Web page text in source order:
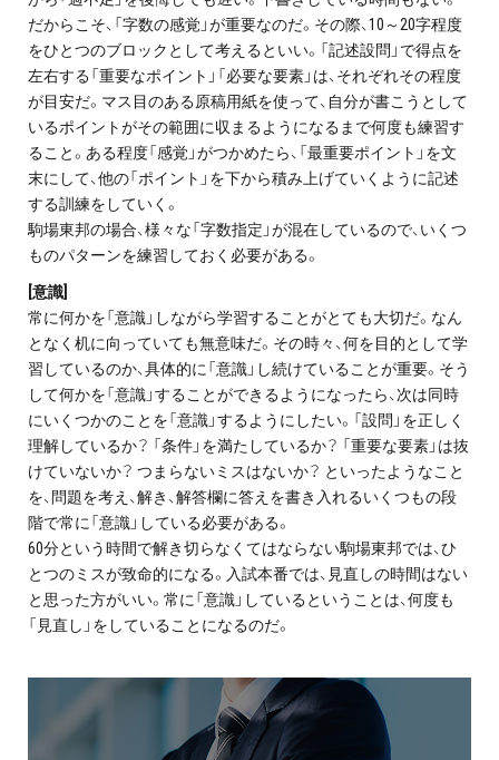
だからこそ、「字数の感覚」が重要なのだ。その際、10～20字程度
をひとつのブロックとして考えるといい。「記述設問」で得点を
左右する「重要なポイント」「必要な要素」は、それぞれその程度
が目安だ。マス目のある原稿用紙を使って、自分が書こうとして
いるポイントがその範囲に収まるようになるまで何度も練習す
ること。ある程度「感覚」がつかめたら、「最重要ポイント」を文
末にして、他の「ポイント」を下から積み上げていくように記述
する訓練をしていく。
駒場東邦の場合、様々な「字数指定」が混在しているので、いくつ
ものパターンを練習しておく必要がある。
[意識]
常に何かを「意識」しながら学習することがとても大切だ。なん
となく机に向っていても無意味だ。その時々、何を目的として学
習しているのか、具体的に「意識」し続けていることが重要。そう
して何かを「意識」することができるようになったら、次は同時
にいくつかのことを「意識」するようにしたい。「設問」を正しく
理解しているか？ 「条件」を満たしているか？ 「重要な要素」は抜
けていないか？ つまらないミスはないか？ といったようなこと
を、問題を考え、解き、解答欄に答えを書き入れるいくつもの段
階で常に「意識」している必要がある。
60分という時間で解き切らなくてはならない駒場東邦では、ひ
とつのミスが致命的になる。入試本番では、見直しの時間はない
と思った方がいい。常に「意識」しているということは、何度も
「見直し」をしていることになるのだ。